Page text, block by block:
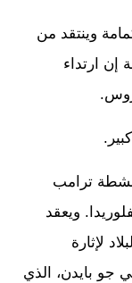
وينتقد من
إن ارتداء
ترامب
ويعقد
لإثارة
جو بايدن، الذي